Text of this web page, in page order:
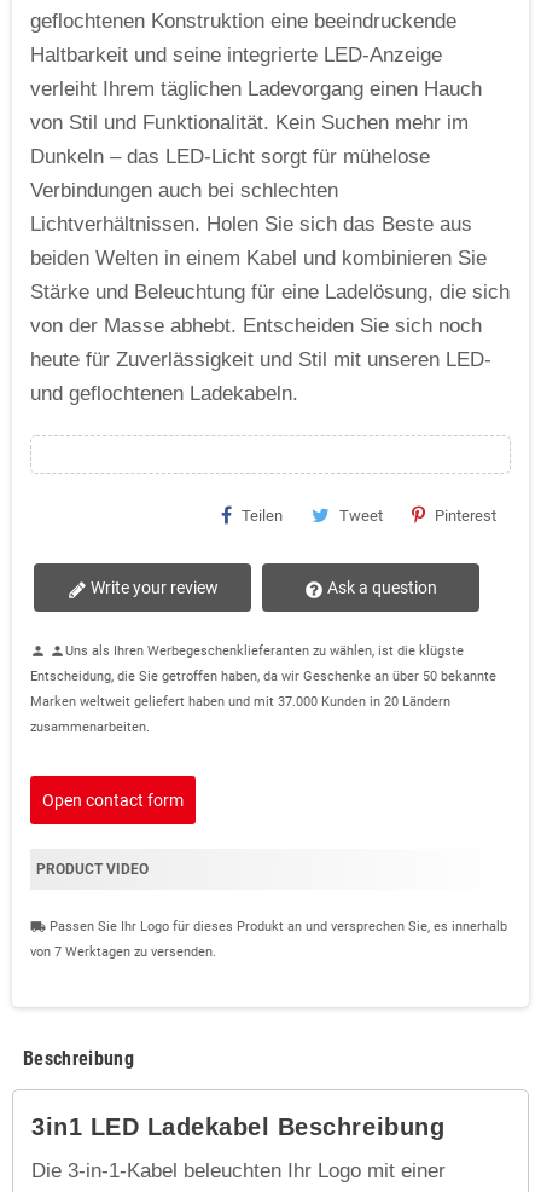
geflochtenen Konstruktion eine beeindruckende
Haltbarkeit und seine integrierte LED-Anzeige
verleiht Ihrem täglichen Ladevorgang einen Hauch
von Stil und Funktionalität. Kein Suchen mehr im
Dunkeln – das LED-Licht sorgt für mühelose
Verbindungen auch bei schlechten
Lichtverhältnissen. Holen Sie sich das Beste aus
beiden Welten in einem Kabel und kombinieren Sie
Stärke und Beleuchtung für eine Ladelösung, die sich
von der Masse abhebt. Entscheiden Sie sich noch
heute für Zuverlässigkeit und Stil mit unseren LED-
und geflochtenen Ladekabeln.
Teilen Tweet Pinterest
Write your review Ask a question
person personUns als Ihren Werbegeschenklieferanten zu wählen, ist die klügste
Entscheidung, die Sie getroffen haben, da wir Geschenke an über 50 bekannte
Marken weltweit geliefert haben und mit 37.000 Kunden in 20 Ländern
zusammenarbeiten.
Open contact form
PRODUCT VIDEO
local_shipping Passen Sie Ihr Logo für dieses Produkt an und versprechen Sie, es innerhalb
von 7 Werktagen zu versenden.
Beschreibung
3in1 LED Ladekabel Beschreibung
Die 3-in-1-Kabel beleuchten Ihr Logo mit einer